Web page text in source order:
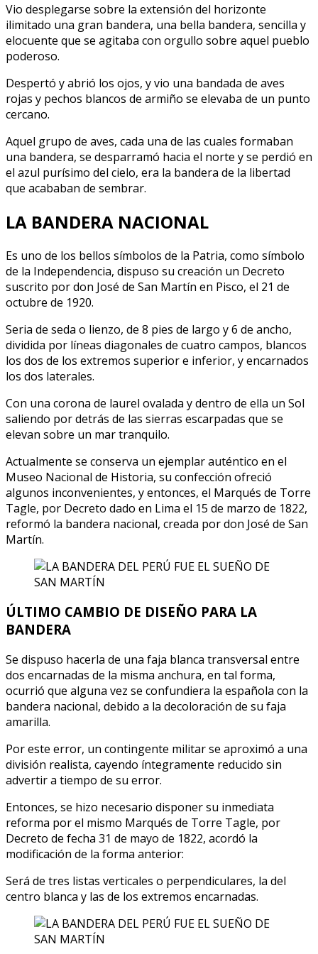
Vio desplegarse sobre la extensión del horizonte
ilimitado una gran bandera, una bella bandera, sencilla y
elocuente que se agitaba con orgullo sobre aquel pueblo
poderoso.
Despertó y abrió los ojos, y vio una bandada de aves
rojas y pechos blancos de armiño se elevaba de un punto
cercano.
Aquel grupo de aves, cada una de las cuales formaban
una bandera, se desparramó hacia el norte y se perdió en
el azul purísimo del cielo, era la bandera de la libertad
que acababan de sembrar.
LA BANDERA NACIONAL
Es uno de los bellos símbolos de la Patria, como símbolo
de la Independencia, dispuso su creación un Decreto
suscrito por don José de San Martín en Pisco, el 21 de
octubre de 1920.
Seria de seda o lienzo, de 8 pies de largo y 6 de ancho,
dividida por líneas diagonales de cuatro campos, blancos
los dos de los extremos superior e inferior, y encarnados
los dos laterales.
Con una corona de laurel ovalada y dentro de ella un Sol
saliendo por detrás de las sierras escarpadas que se
elevan sobre un mar tranquilo.
Actualmente se conserva un ejemplar auténtico en el
Museo Nacional de Historia, su confección ofreció
algunos inconvenientes, y entonces, el Marqués de Torre
Tagle, por Decreto dado en Lima el 15 de marzo de 1822,
reformó la bandera nacional, creada por don José de San
Martín.
ÚLTIMO CAMBIO DE DISEÑO PARA LA
BANDERA
Se dispuso hacerla de una faja blanca transversal entre
dos encarnadas de la misma anchura, en tal forma,
ocurrió que alguna vez se confundiera la española con la
bandera nacional, debido a la decoloración de su faja
amarilla.
Por este error, un contingente militar se aproximó a una
división realista, cayendo íntegramente reducido sin
advertir a tiempo de su error.
Entonces, se hizo necesario disponer su inmediata
reforma por el mismo Marqués de Torre Tagle, por
Decreto de fecha 31 de mayo de 1822, acordó la
modificación de la forma anterior:
Será de tres listas verticales o perpendiculares, la del
centro blanca y las de los extremos encarnadas.